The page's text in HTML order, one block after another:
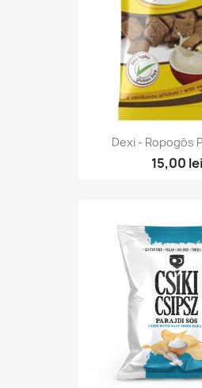
Dexi - Ropogós
15,00 lei